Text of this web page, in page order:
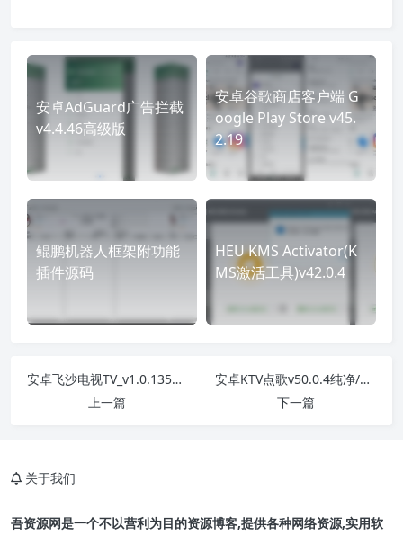
安卓AdGuard广告拦截
v4.4.46高级版
安卓谷歌商店客户端 G
oogle Play Store v45.
2.19
鲲鹏机器人框架附功能
插件源码
HEU KMS Activator(K
MS激活工具)v42.0.4
安卓飞沙电视TV_v1.0.135电视盒子版
上一篇
安卓KTV点歌v50.0.4纯净/家庭电视KTV
下一篇
关于我们
吾资源网是一个不以营利为目的资源博客,提供各种网络资源,实用软